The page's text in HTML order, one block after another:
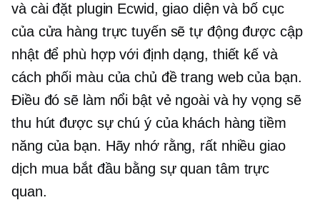
và cài đặt plugin Ecwid, giao diện và bố cục
của cửa hàng trực tuyến sẽ tự động được cập
nhật để phù hợp với định dạng, thiết kế và
cách phối màu của chủ đề trang web của bạn.
Điều đó sẽ làm nổi bật vẻ ngoài và hy vọng sẽ
thu hút được sự chú ý của khách hàng tiềm
năng của bạn. Hãy nhớ rằng, rất nhiều giao
dịch mua bắt đầu bằng sự quan tâm trực
quan.